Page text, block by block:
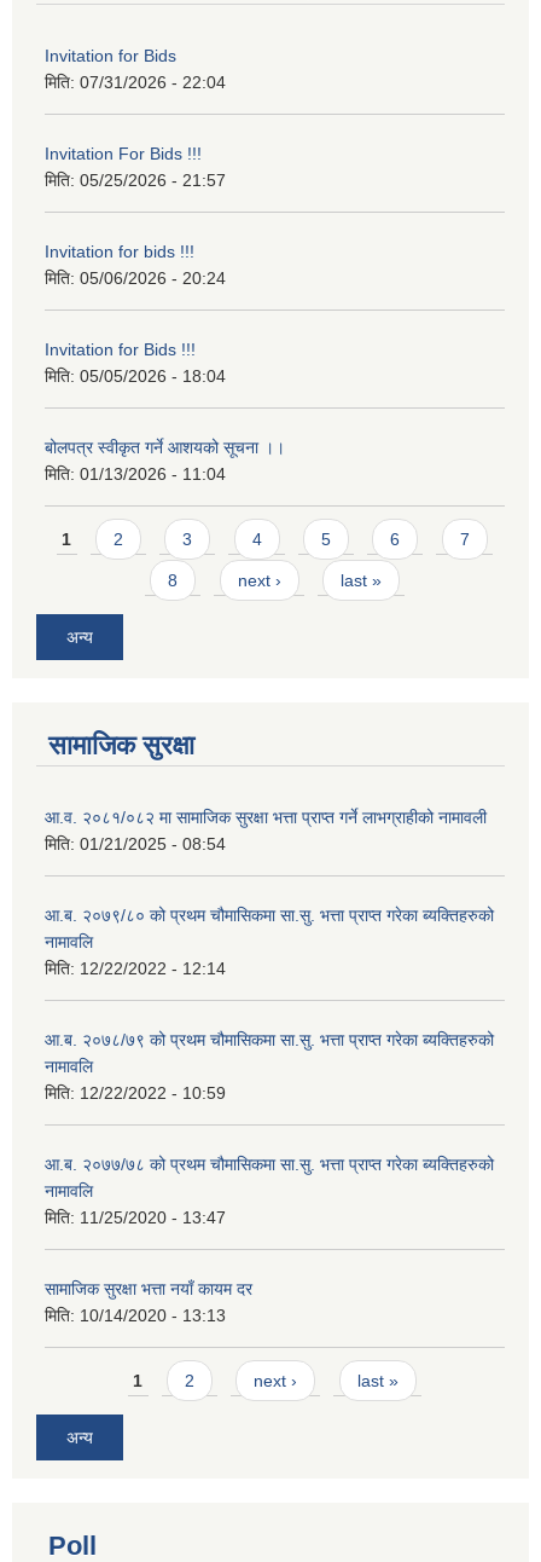
Invitation for Bids
मिति: 07/31/2026 - 22:04
Invitation For Bids !!!
मिति: 05/25/2026 - 21:57
Invitation for bids !!!
मिति: 05/06/2026 - 20:24
Invitation for Bids !!!
मिति: 05/05/2026 - 18:04
बोलपत्र स्वीकृत गर्ने आशयको सूचना ।।
मिति: 01/13/2026 - 11:04
Pages
1 2 3 4 5 6 7
8 next › last »
अन्य
सामाजिक सुरक्षा
आ.व. २०८१/०८२ मा सामाजिक सुरक्षा भत्ता प्राप्त गर्ने लाभग्राहीको नामावली
मिति: 01/21/2025 - 08:54
आ.ब. २०७९/८० को प्रथम चौमासिकमा सा.सु. भत्ता प्राप्त गरेका ब्यक्तिहरुको
नामावलि
मिति: 12/22/2022 - 12:14
आ.ब. २०७८/७९ को प्रथम चौमासिकमा सा.सु. भत्ता प्राप्त गरेका ब्यक्तिहरुको
नामावलि
मिति: 12/22/2022 - 10:59
आ.ब. २०७७/७८ को प्रथम चौमासिकमा सा.सु. भत्ता प्राप्त गरेका ब्यक्तिहरुको
नामावलि
मिति: 11/25/2020 - 13:47
सामाजिक सुरक्षा भत्ता नयाँ कायम दर
मिति: 10/14/2020 - 13:13
Pages1 2 next › last »
अन्य
Poll